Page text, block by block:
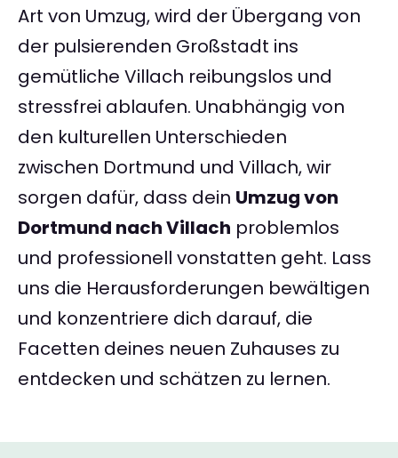
Art von Umzug, wird der Übergang von
der pulsierenden Großstadt ins
gemütliche Villach reibungslos und
stressfrei ablaufen. Unabhängig von
den kulturellen Unterschieden
zwischen Dortmund und Villach, wir
sorgen dafür, dass dein Umzug von
Dortmund nach Villach problemlos
und professionell vonstatten geht. Lass
uns die Herausforderungen bewältigen
und konzentriere dich darauf, die
Facetten deines neuen Zuhauses zu
entdecken und schätzen zu lernen.